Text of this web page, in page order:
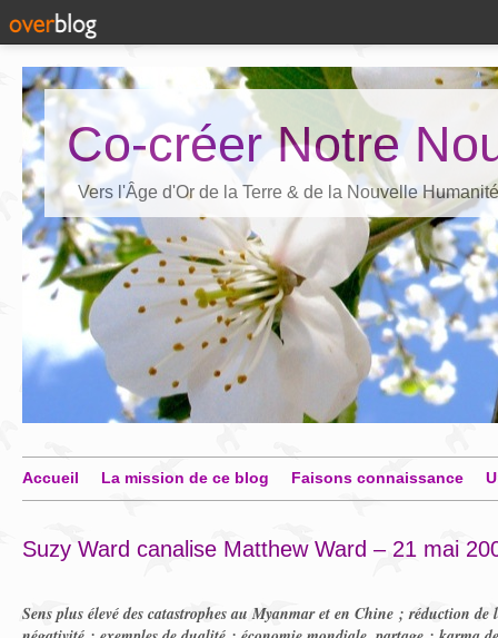
Co-créer Notre
Vers l'Âge d'Or de la Terre & de la Nouvelle Humanité
Accueil La mission de ce blog Faisons connaissance
Suzy Ward canalise Matthew Ward – 21 mai
Sens plus élevé des catastrophes au Myanmar et en Chine ; réduction de